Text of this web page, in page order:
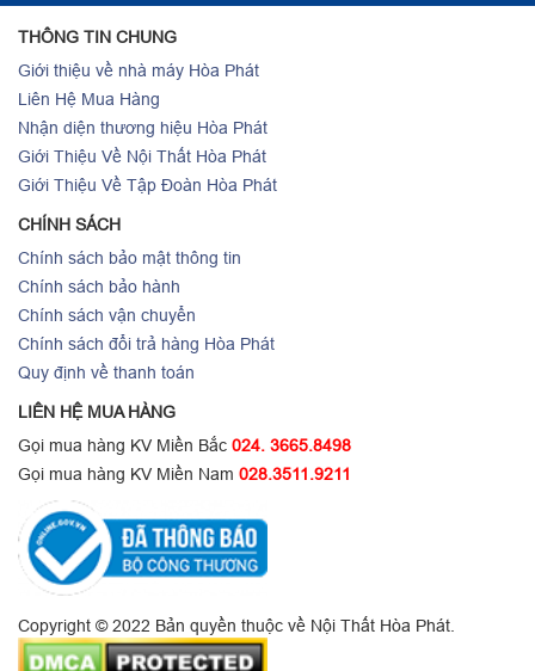
THÔNG TIN CHUNG
Giới thiệu về nhà máy Hòa Phát
Liên Hệ Mua Hàng
Nhận diện thương hiệu Hòa Phát
Giới Thiệu Về Nội Thất Hòa Phát
Giới Thiệu Về Tập Đoàn Hòa Phát
CHÍNH SÁCH
Chính sách bảo mật thông tin
Chính sách bảo hành
Chính sách vận chuyển
Chính sách đổi trả hàng Hòa Phát
Quy định về thanh toán
LIÊN HỆ MUA HÀNG
Gọi mua hàng KV Miền Bắc 024. 3665.8498
Gọi mua hàng KV Miền Nam 028.3511.9211
Copyright © 2022 Bản quyền thuộc về Nội Thất Hòa Phát.